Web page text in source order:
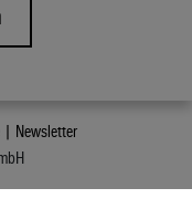
| Newsletter